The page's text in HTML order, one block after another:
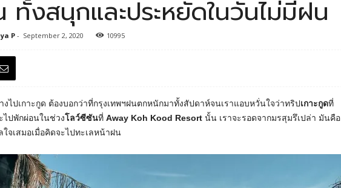
ทั้งสนุกและประหยัดในวันไม่มีฝน
P- September 2, 2020 10995
งไปเกาะกูด ต้องบอกว่าที่กรุงเทพฯฝนตกหนักมาทั้งสัปดาห์จนเราแอบหวั่นใจว่าทริปเกาะกูดที่
ไปพักผ่อนในช่วงโลว์ซีซันที่ Away Koh Kood Resortนั้น เราจะรอดจากมรสุมรึเปล่า มันคือ
ใจเสมอเมื่อคิดจะไปทะเลหน้าฝน